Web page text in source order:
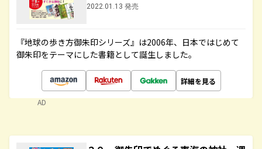
2022.01.13 発売
『地球の歩き方御朱印シリーズ』は2006年、日本ではじめて
御朱印をテーマにした書籍として誕生しました。
詳細を見る
AD